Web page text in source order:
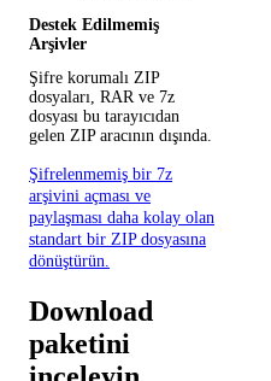
Destek Edilmemiş
Arşivler
Şifre korumalı ZIP
dosyaları, RAR ve 7z
dosyası bu tarayıcıdan
gelen ZIP aracının dışında.
Şifrelenmemiş bir 7z
arşivini açması ve
paylaşması daha kolay olan
standart bir ZIP dosyasına
dönüştürün.
Download
paketini